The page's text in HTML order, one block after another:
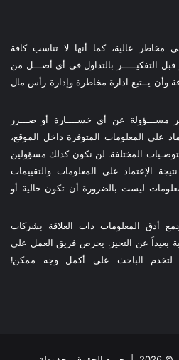
مخاطر عالية، كما أنها لا تناسب كافة
التفكيـــــر بالتداول في أي أصـــل من
وأن يــتبع ادارة مخاطرة وإدارة رأس مال
مســـؤولة عن أي خســــارة أو ضـــرر
على المعلومات المتوفرة داخل الموقع،
المختلفة. لن نكون كذلك مسؤولين
الإعتماد على المعلومات والتقييمات
ليست بالضرورة أن تكون حالية أو
أدق المعلومات ذات العلاقة بشركات
بعيداً عن التحيز. يحرص فريق العمل على
لتخدم الباحث على أكمل وجه ممكن!